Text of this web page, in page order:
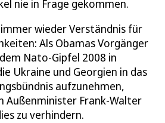
nie in Frage gekommen.
wieder Verständnis für
Als Obamas Vorgänger
Nato-Gipfel 2008 in
Ukraine und Georgien in das
aufzunehmen,
Außenminister Frank-Walter
zu verhindern.